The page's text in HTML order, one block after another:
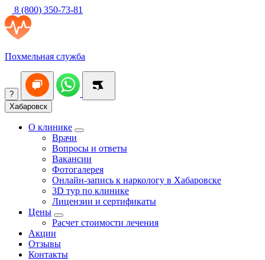
8 (800) 350-73-81
Похмельная служба
?
Хабаровск
О клинике
Врачи
Вопросы и ответы
Вакансии
Фотогалерея
Онлайн-запись к наркологу в Хабаровске
3D тур по клинике
Лицензии и сертификаты
Цены
Расчет стоимости лечения
Акции
Отзывы
Контакты